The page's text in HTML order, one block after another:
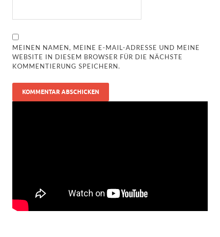
MEINEN NAMEN, MEINE E-MAIL-ADRESSE UND MEINE
WEBSITE IN DIESEM BROWSER FÜR DIE NÄCHSTE
KOMMENTIERUNG SPEICHERN.